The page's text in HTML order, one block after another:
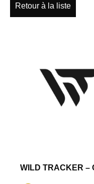
Retour à la liste
WILD TRACKER –